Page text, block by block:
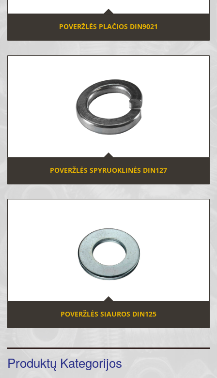
POVERŽLĖS PLAČIOS DIN9021
POVERŽLĖS SPYRUOKLINĖS DIN127
POVERŽLĖS SIAUROS DIN125
Produktų Kategorijos